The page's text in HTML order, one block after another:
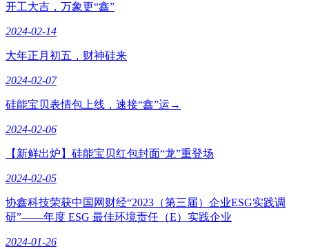
开工大吉，万象更“鑫”
2024-02-14
大年正月初五，财神硅来
2024-02-07
硅能宝贝表情包上线，速接“鑫”运→
2024-02-06
【新鲜出炉】硅能宝贝红包封面“龙”重登场
2024-02-05
协鑫科技荣获中国网财经“2023（第三届）企业ESG实践调
研”——年度 ESG 最佳环境责任（E）实践企业
2024-01-26